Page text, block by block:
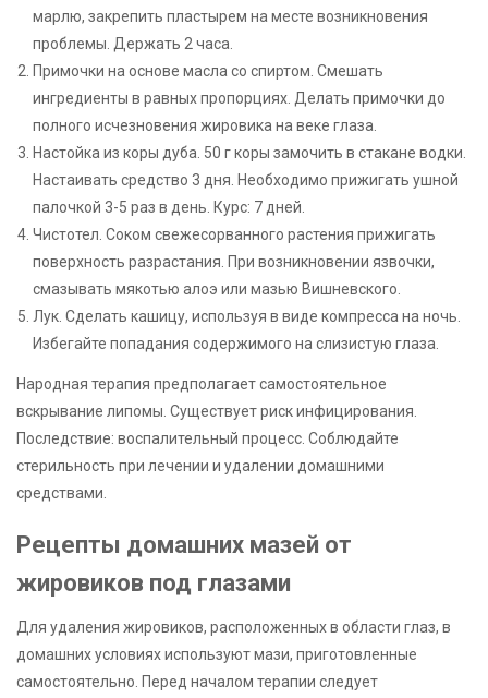
марлю, закрепить пластырем на месте возникновения
проблемы. Держать 2 часа.
Примочки на основе масла со спиртом. Смешать
ингредиенты в равных пропорциях. Делать примочки до
полного исчезновения жировика на веке глаза.
Настойка из коры дуба. 50 г коры замочить в стакане водки.
Настаивать средство 3 дня. Необходимо прижигать ушной
палочкой 3-5 раз в день. Курс: 7 дней.
Чистотел. Соком свежесорванного растения прижигать
поверхность разрастания. При возникновении язвочки,
смазывать мякотью алоэ или мазью Вишневского.
Лук. Сделать кашицу, используя в виде компресса на ночь.
Избегайте попадания содержимого на слизистую глаза.
Народная терапия предполагает самостоятельное
вскрывание липомы. Существует риск инфицирования.
Последствие: воспалительный процесс. Соблюдайте
стерильность при лечении и удалении домашними
средствами.
Рецепты домашних мазей от
жировиков под глазами
Для удаления жировиков, расположенных в области глаз, в
домашних условиях используют мази, приготовленные
самостоятельно. Перед началом терапии следует